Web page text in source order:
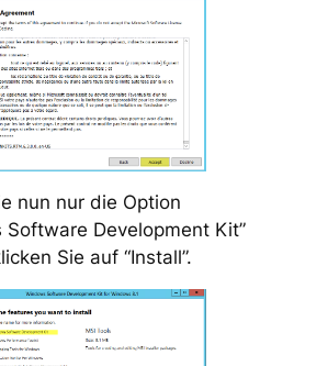
nun nur die Option
Software Development Kit”
Sie auf “Install”.